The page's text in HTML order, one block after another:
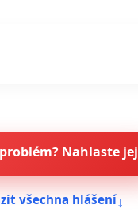
problém? Nahlaste jej
všechna hlášení↓